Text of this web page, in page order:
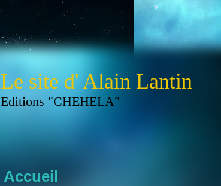
Le site d' Alain Lantin
Editions "CHEHELA"
Accueil